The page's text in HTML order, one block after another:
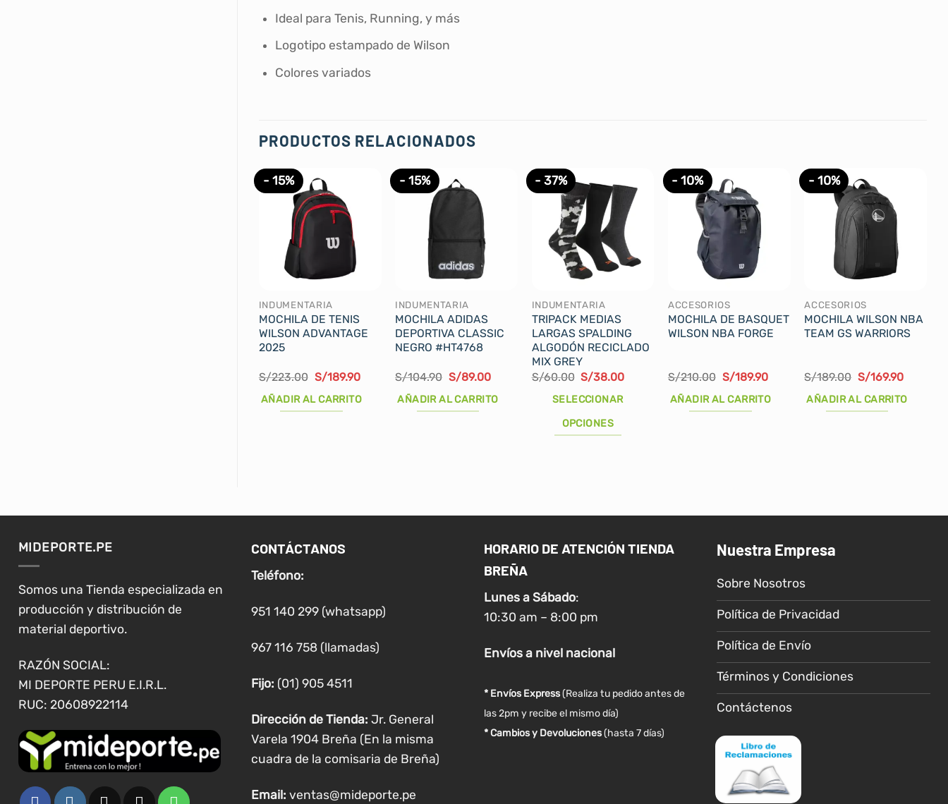
Ideal para Tenis, Running, y más
Logotipo estampado de Wilson
Colores variados
PRODUCTOS RELACIONADOS
- 15%
INDUMENTARIA
MOCHILA DE TENIS
WILSON ADVANTAGE
2025
S/223.00 El
precio
original
era:
S/189.90El
actual
AÑADIR AL CARRITO
- 15%
INDUMENTARIA
MOCHILA ADIDAS
DEPORTIVA CLASSIC
NEGRO #HT4768
S/104.90 El
precio
original
era:
S/89.00El
actual
AÑADIR AL CARRITO
- 37%
INDUMENTARIA
TRIPACK MEDIAS
LARGAS SPALDING
ALGODÓN RECICLADO
MIX GREY
S/60.00 El
precio
original
S/60.00.
S/38.00El
SELECCIONAR
OPCIONES
variantes.
opciones
elegir
en
página
producto
- 10%
ACCESORIOS
MOCHILA DE BASQUET
WILSON NBA FORGE
S/210.00 El
precio
original
era:
S/189.90El
actual
AÑADIR AL CARRITO
- 10%
ACCESORIOS
MOCHILA WILSON NBA
TEAM GS WARRIORS
S/189.00 El
precio
original
era:
S/169.90El
actual
AÑADIR AL CARRITO
MIDEPORTE.PE
Somos una Tienda especializada en
producción y distribución de
material deportivo.
RAZÓN SOCIAL:
MI DEPORTE PERU E.I.R.L.
RUC: 20608922114
CONTÁCTANOS
Teléfono:
951 140 299 (whatsapp)
967 116 758 (llamadas)
Fijo: (01) 905 4511
Dirección de Tienda: Jr. General
Varela 1904 Breña (En la misma
cuadra de la comisaria de Breña)
Email: ventas@mideporte.pe
HORARIO DE ATENCIÓN TIENDA
BREÑA
Lunes a Sábado:
10:30 am – 8:00 pm
Envíosa nivel nacional
* Envíos Express(Realiza tu pedido antes de
las 2pm y recibe el mismo día)
* Cambios y Devoluciones (hasta 7 días)
Nuestra Empresa
Sobre Nosotros
Política de Privacidad
Política de Envío
Términos y Condiciones
Contáctenos